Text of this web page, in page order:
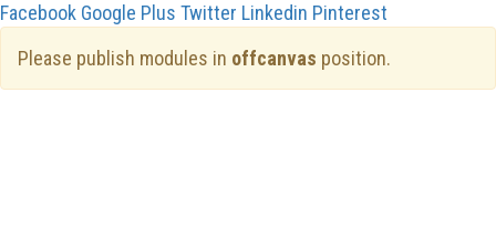
Facebook Google Plus Twitter Linkedin Pinterest
Please publish modules in offcanvas position.